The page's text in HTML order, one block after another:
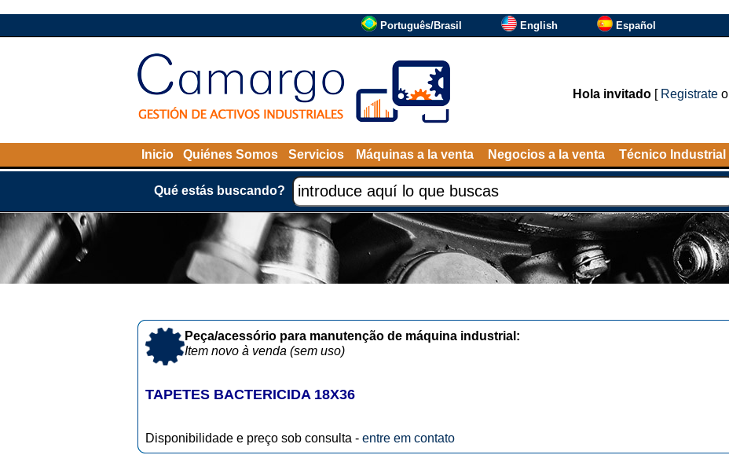
Português/Brasil English Español
Hola invitado[ Registrateo
Inicio Quiénes Somos Servicios Máquinas a la venta Negocios a la venta Técnico Industrial
Qué estás buscando?
Peça/acessório para manutenção de máquina industrial:
Item novo à venda (sem uso)
TAPETES BACTERICIDA 18X36
Disponibilidade e preço sob consulta - entre em contato